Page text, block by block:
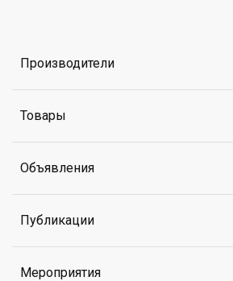
Производители
Товары
Объявления
Публикации
Мероприятия